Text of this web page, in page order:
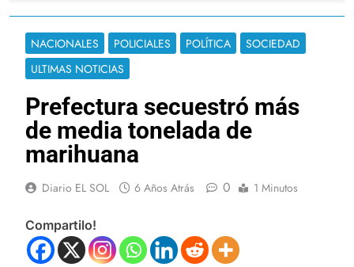
NACIONALES POLICIALES POLÍTICA
SOCIEDAD
ULTIMAS NOTICIAS
Prefectura secuestró más
de media tonelada de
marihuana
Diario EL SOL 6 Años Atrás 0 1 Minutos
Compartilo!